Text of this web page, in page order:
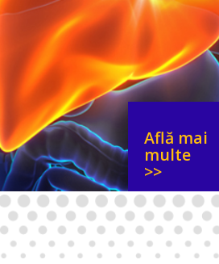
Află mai
multe
>>